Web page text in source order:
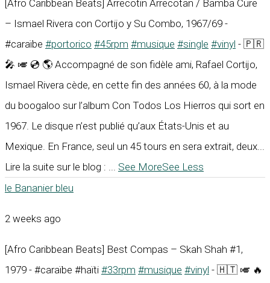
[Afro Caribbean Beats] Arrecotin Arrecotan / Bamba Cure
– Ismael Rivera con Cortijo y Su Combo, 1967/69 -
#caraïbe #portorico #45rpm #musique #single #vinyl - 🇵🇷
🎤 🎺 💿 🌎 Accompagné de son fidèle ami, Rafael Cortijo,
Ismael Rivera cède, en cette fin des années 60, à la mode
du boogaloo sur l’album Con Todos Los Hierros qui sort en
1967. Le disque n’est publié qu’aux États-Unis et au
Mexique. En France, seul un 45 tours en sera extrait, deux...
Lire la suite sur le blog :
See MoreSee Less
le Bananier bleu
2 weeks ago
[Afro Caribbean Beats] Best Compas – Skah Shah #1,
1979 - #caraïbe #haïti #33rpm #musique #vinyl - 🇭🇹 🎺 🔥